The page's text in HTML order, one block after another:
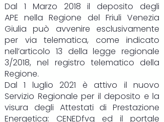
Dal 1 Marzo 2018 il deposito degli
APE nella Regione del Friuli Venezia
Giulia può avvenire esclusivamente
per via telematica, come indicato
nell’articolo 13 della legge regionale
3/2018, nel registro telematico della
Regione.
Dal 1 luglio 2021 è attivo il nuovo
Servizio Regionale per il deposito e la
visura degli Attestati di Prestazione
Energetica: CENEDfvg ed il portale